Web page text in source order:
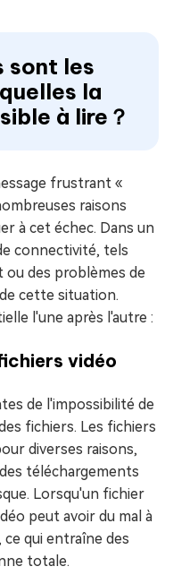
sont les
la
à lire？
frustrant «
raisons
à cet échec. Dans un
connectivité, tels
des problèmes de
cette situation.
l'une après l'autre :
vidéo
de l'impossibilité de
fichiers. Les fichiers
diverses raisons,
téléchargements
Lorsqu'un fichier
peut avoir du mal à
qui entraîne des
totale.